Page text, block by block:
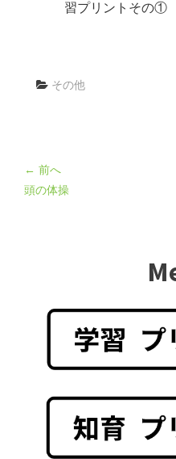
習プリントその①
その他
← 前へ
頭の体操